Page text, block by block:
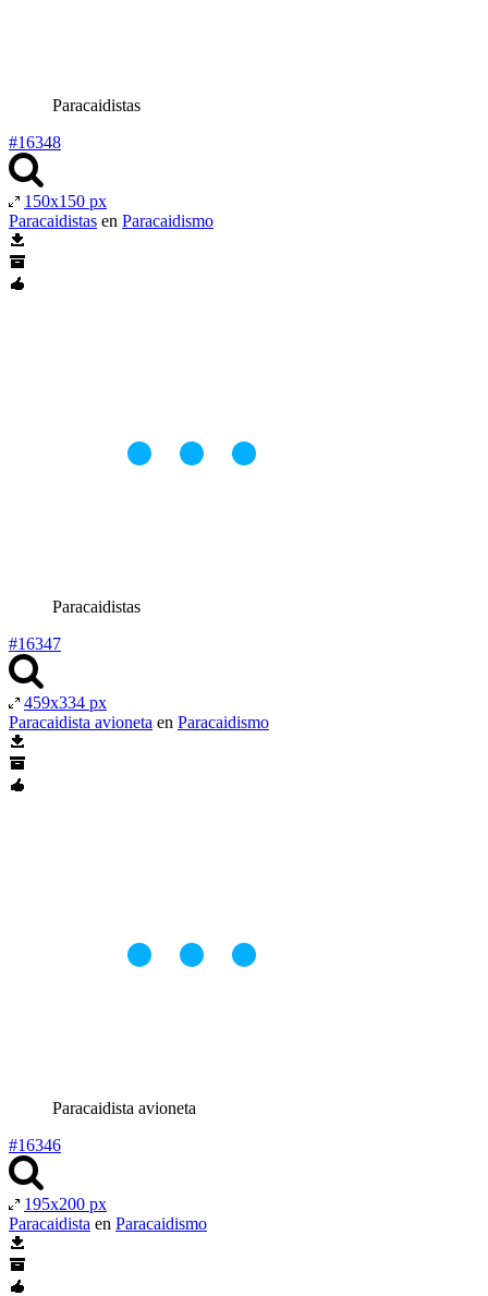
Paracaidistas
#16348
150x150 px
Paracaidistas en Paracaidismo
Paracaidistas
#16347
459x334 px
Paracaidista avioneta en Paracaidismo
Paracaidista avioneta
#16346
195x200 px
Paracaidista en Paracaidismo